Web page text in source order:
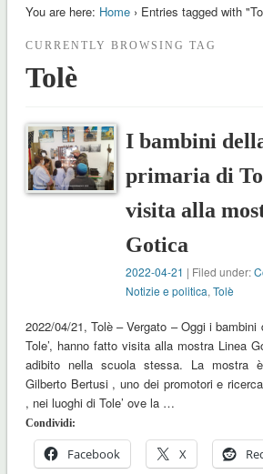
You are here: Home› Entries tagged with
CURRENTLY BROWSING TAG
Tolè
I bambini
primaria di
visita alla
Gotica
2022-04-21 | Filed under:
Notizie e politica,Tolè
2022/04/21, Tolè – Vergato – Oggi i
Tole’, hanno fatto visita alla mostra Linea
adibito nella scuola stessa. La mostra
Gilberto Bertusi , uno dei promotori e
, nei luoghi di Tole’ ove la …
Condividi:
Facebook X